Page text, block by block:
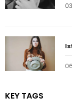
KEY TAGS